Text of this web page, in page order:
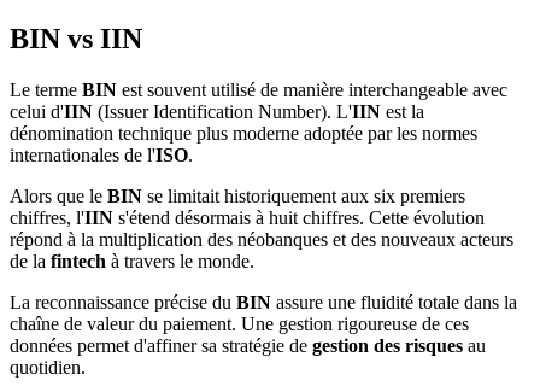
BIN vs IIN
Le terme BIN est souvent utilisé de manière interchangeable avec
celui d'IIN (Issuer Identification Number). L'IIN est la
dénomination technique plus moderne adoptée par les normes
internationales de l'ISO.
Alors que le BIN se limitait historiquement aux six premiers
chiffres, l'IIN s'étend désormais à huit chiffres. Cette évolution
répond à la multiplication des néobanques et des nouveaux acteurs
de la fintech à travers le monde.
La reconnaissance précise du BIN assure une fluidité totale dans la
chaîne de valeur du paiement. Une gestion rigoureuse de ces
données permet d'affiner sa stratégie de gestion des risques au
quotidien.